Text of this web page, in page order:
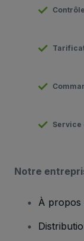
Service
Notre
À propos